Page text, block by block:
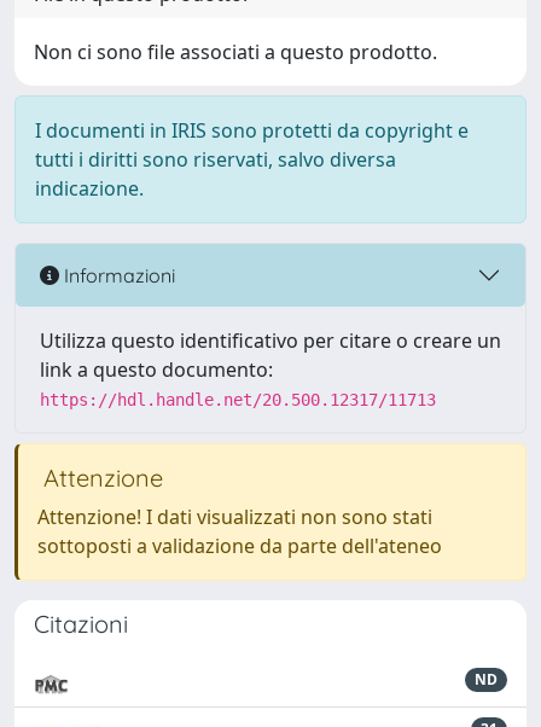
Non ci sono file associati a questo prodotto.
I documenti in IRIS sono protetti da copyright e
tutti i diritti sono riservati, salvo diversa
indicazione.
Informazioni
Utilizza questo identificativo per citare o creare un
link a questo documento:
https://hdl.handle.net/20.500.12317/11713
Attenzione
Attenzione! I dati visualizzati non sono stati
sottoposti a validazione da parte dell'ateneo
Citazioni
ND